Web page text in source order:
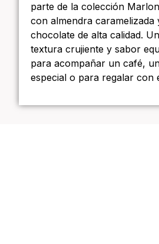
parte de la colección
con almendra
chocolate de alta calidad.
textura crujiente y sabor
para acompañar un café,
especial o para regalar con